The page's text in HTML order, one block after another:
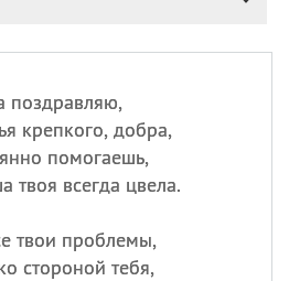
поздравляю,
крепкого, добра,
помогаешь,
твоя всегда цвела.
твои проблемы,
стороной тебя,
праздник
12.08 День
Военно‑воздушных сил
(День ВВС) РФ
Сегодня празднуют именины